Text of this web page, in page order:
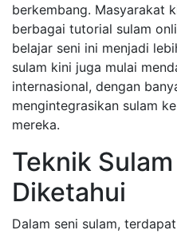
berkembang. Masyarakat
berbagai tutorial sulam
belajar seni ini menjadi
sulam kini juga mulai
internasional, dengan
mengintegrasikan sulam
mereka.
Teknik
Diketahui
Dalam seni sulam,